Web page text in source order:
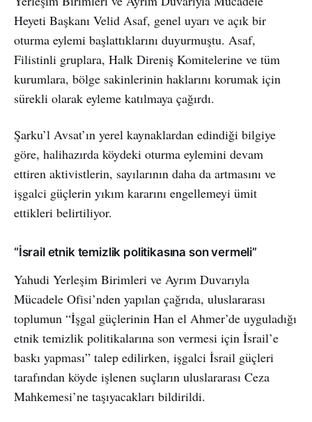
Heyeti Başkanı Velid Asaf, genel uyarı ve açık bir
oturma eylemi başlattıklarını duyurmuştu. Asaf,
Filistinli gruplara, Halk Direniş Komitelerine ve tüm
kurumlara, bölge sakinlerinin haklarını korumak için
sürekli olarak eyleme katılmaya çağırdı.
Şarku’l Avsat’ın yerel kaynaklardan edindiği bilgiye
göre, halihazırda köydeki oturma eylemini devam
ettiren aktivistlerin, sayılarının daha da artmasını ve
işgalci güçlerin yıkım kararını engellemeyi ümit
ettikleri belirtiliyor.
“İsrail etnik temizlik politikasına son vermeli”
Yahudi Yerleşim Birimleri ve Ayrım Duvarıyla
Mücadele Ofisi’nden yapılan çağrıda, uluslararası
toplumun “İşgal güçlerinin Han el Ahmer’de uyguladığı
etnik temizlik politikalarına son vermesi için İsrail’e
baskı yapması” talep edilirken, işgalci İsrail güçleri
tarafından köyde işlenen suçların uluslararası Ceza
Mahkemesi’ne taşıyacakları bildirildi.